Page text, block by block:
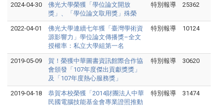
2024-04-30
佛光大學榮獲「學位論文開放
獎」、「學位論文取用獎」殊榮
特別報導 25362
2022-04-01
佛光大學連續七年獲「臺灣學術資
源影響力」學位論文傳播獎–全文
授權率：私立大學組第一名
特別報導 10124
2019-05-09
賀！榮獲中華圖書資訊館際合作協
會頒發「107年度傑出貢獻獎獎」
及「107年度熱心服務獎」
特別報導 30620
2019-04-18
恭賀本校榮獲「2014財團法人中華
民國電腦技能基金會專業證照推動
特別報導 31474